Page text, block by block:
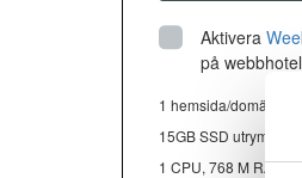
Aktivera
på
1 hemsida/domän
15GB SSD utrymme
1 CPU, 768 M RAM